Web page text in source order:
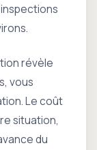
révèle
vous
Le coût
situation,
du